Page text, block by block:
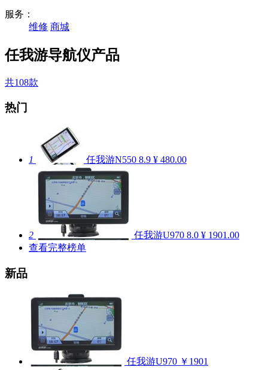
服务：
维修 商城
任我游导航仪产品
共108款
热门
1 任我游N550 8.9 ¥ 480.00
2 任我游U970 8.0 ¥ 1901.00
查看完整榜单
新品
任我游U970 ￥1901